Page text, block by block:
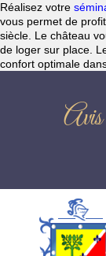
Réalisez votre
vous permet de
siècle. Le château
de loger sur place.
confort optimale